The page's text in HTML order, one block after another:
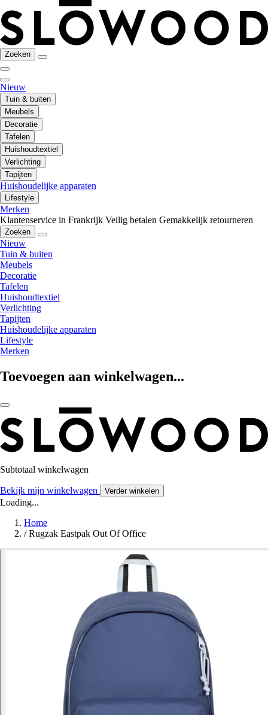
Zoeken
Nieuw
Tuin & buiten
Meubels
Decoratie
Tafelen
Huishoudtextiel
Verlichting
Tapijten
Huishoudelijke apparaten
Lifestyle
Merken
Klantenservice in Frankrijk Veilig betalen Gemakkelijk retourneren
Zoeken
Nieuw
Tuin & buiten
Meubels
Decoratie
Tafelen
Huishoudtextiel
Verlichting
Tapijten
Huishoudelijke apparaten
Lifestyle
Merken
Toevoegen aan winkelwagen...
Subtotaal winkelwagen
Bekijk mijn winkelwagen Verder winkelen
Loading...
Home
/ Rugzak Eastpak Out Of Office